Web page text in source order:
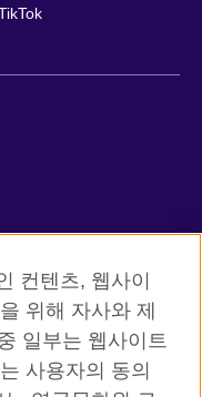
for cultural
컨텐츠, 웹사이
위해 자사와 제
일부는 웹사이트
사용자의 동의